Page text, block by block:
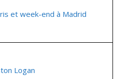
et week-end à Madrid
Logan